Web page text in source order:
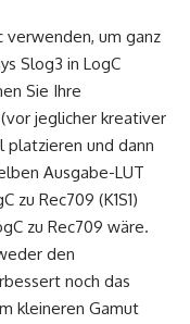
verwenden, um ganz
Slog3 in LogC
Sie Ihre
jeglicher kreativer
platzieren und dann
Ausgabe-LUT
zu Rec709 (K1S1)
zu Rec709 wäre.
den
noch das
kleineren Gamut